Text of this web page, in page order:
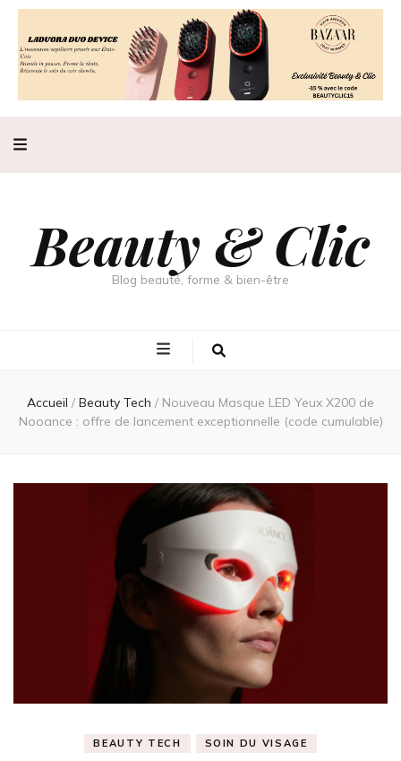
Beauty & Clic
Blog beauté, forme & bien-être
Accueil / Beauty Tech / Nouveau Masque LED Yeux X200 de
Nooance : offre de lancement exceptionnelle (code cumulable)
BEAUTY TECH SOIN DU VISAGE